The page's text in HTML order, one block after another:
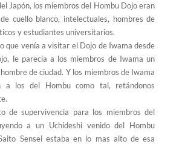
Japón, los miembros del Hombu Dojo eran
cuello blanco, intelectuales, hombres de
y estudiantes universitarios.
que venía a visitar el Dojo de Iwama desde
le parecía a los miembros de Iwama un
de ciudad. Y los miembros de Iwama
a los del Hombu como tal, retándonos
de supervivencia para los miembros del
a un Uchideshi venido del Hombu
Sensei estaba en lo mas alto de esa